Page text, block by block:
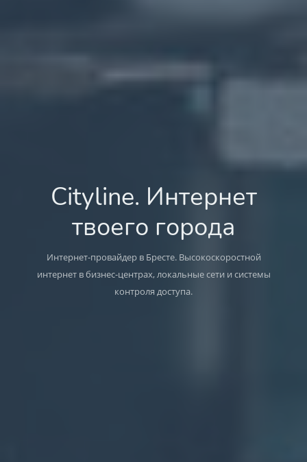
Cityline. Интернет
твоего города
Интернет-провайдер в Бресте. Высокоскоростной
интернет в бизнес-центрах, локальные сети и системы
контроля доступа.